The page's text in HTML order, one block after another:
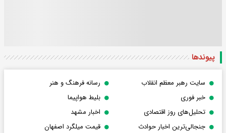
پیوندها
سایت رهبر معظم انقلاب
رسانه فرهنگ و هنر
خبر فوری
بلیط هواپیما
تحلیل‌های روز اقتصادی
اخبار مشهد
جنجالی‌ترین اخبار حوادث
قیمت میلگرد اصفهان